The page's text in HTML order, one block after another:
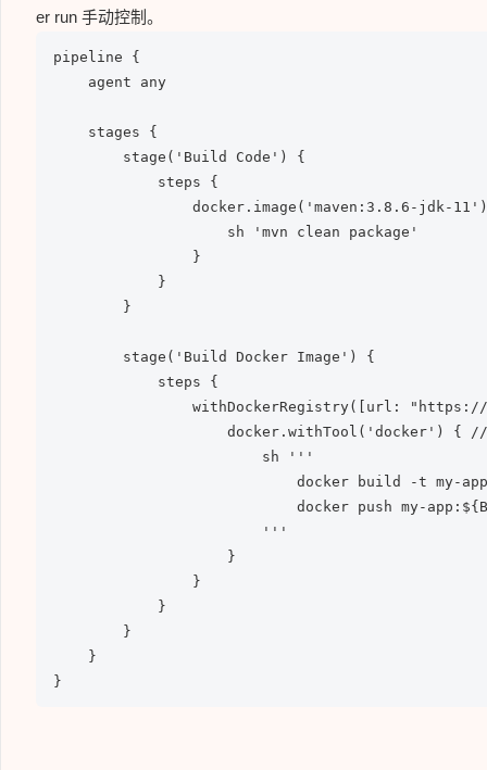
er run 手动控制。
pipeline {
agent any
stages {
stage('Build Code') {
steps {
docker.image('maven:3.8.6-jdk-
sh 'mvn clean package'
}
}
}
stage('Build Docker Image') {
steps {
withDockerRegistry([url: "https://my-
docker.withTool('docker') { // 使用
sh '''
docker build -t my-
docker push my-
'''
}
}
}
}
}
}